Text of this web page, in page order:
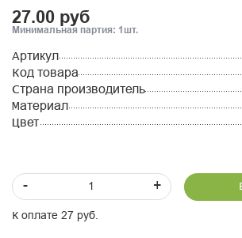
27.00 руб
Минимальная партия: 1шт.
Артикул
Код товара
Страна производитель
Материал
Цвет
- +
К оплате 27 руб.